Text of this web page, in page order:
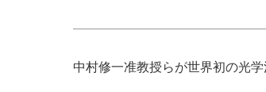
中村修一准教授らが世界初の光